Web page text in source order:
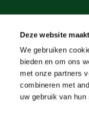
Deze website
We gebruiken
bieden en om ons
met onze partners
combineren met
uw gebruik van hun